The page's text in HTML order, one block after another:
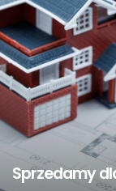
Sprzedamy